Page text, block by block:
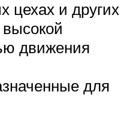
и других
движения
для